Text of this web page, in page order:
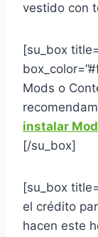
vestido con
[su_box
Mods o
instalar
[/su_box]
[su_box
el crédito
hacen este